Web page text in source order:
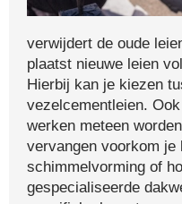
verwijdert de oude
plaatst nieuwe leien
Hierbij kan je kiezen
vezelcementleien.
werken meteen
vervangen voorkom
schimmelvorming of
gespecialiseerde